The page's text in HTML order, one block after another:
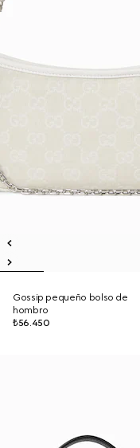
Gossip pequeño bolso de
hombro
₺56.450